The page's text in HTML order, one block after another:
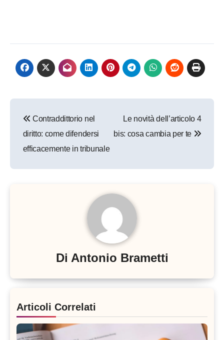
articoli
Contraddittorio nel
diritto: come difendersi
efficacemente in tribunale
Le novità dell’articolo 4
bis: cosa cambia per te
Di Antonio Brametti
Articoli Correlati